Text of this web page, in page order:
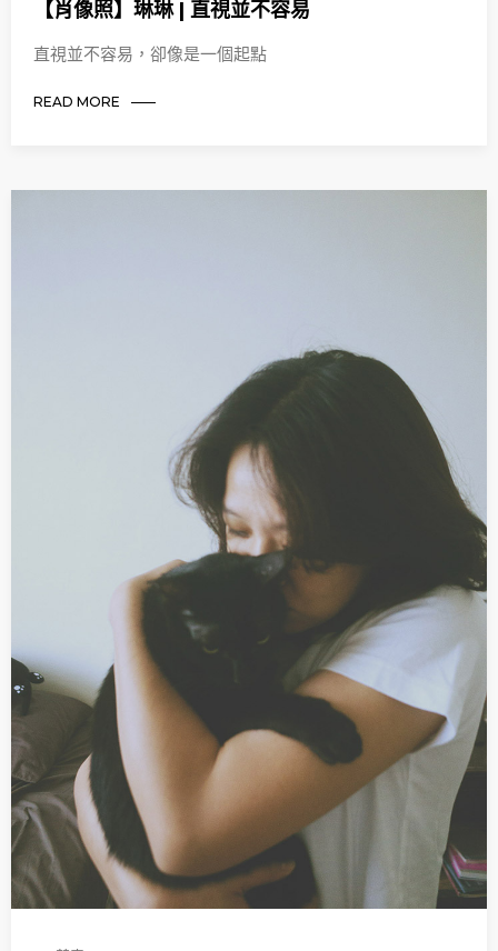
【肖像照】琳琳 | 直視並不容易
直視並不容易，卻像是一個起點
READ MORE